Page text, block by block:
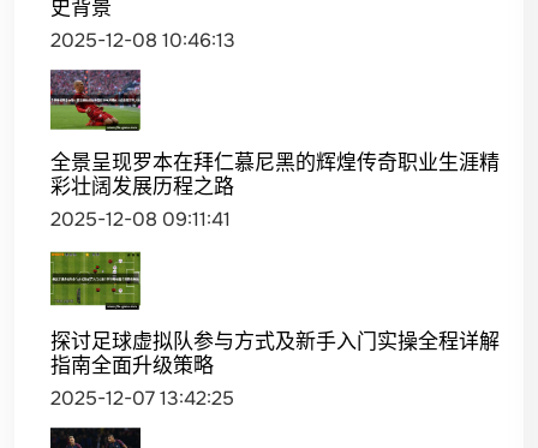
史背景
2025-12-08 10:46:13
全景呈现罗本在拜仁慕尼黑的辉煌传奇职业生涯精
彩壮阔发展历程之路
2025-12-08 09:11:41
探讨足球虚拟队参与方式及新手入门实操全程详解
指南全面升级策略
2025-12-07 13:42:25